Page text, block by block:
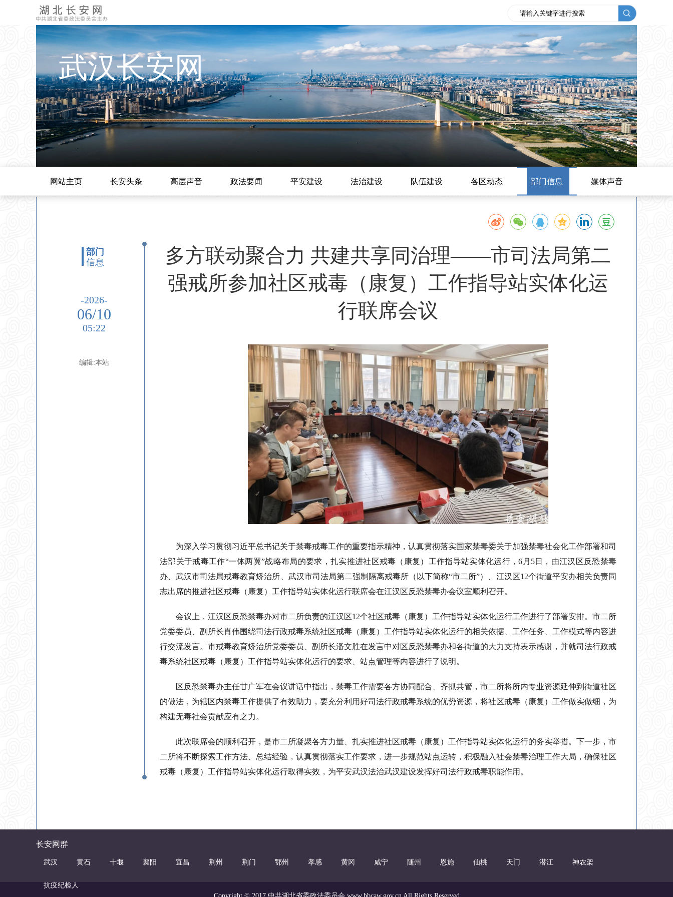
武汉长安网
网站主页 长安头条 高层声音 政法要闻 平安建设 法治建设 队伍建设 各区动态 部门信息 媒体声音
部门
信息
-2026-
06/10
05:22
编辑:本站
多方联动聚合力 共建共享同治理——市司法局第二
强戒所参加社区戒毒（康复）工作指导站实体化运
行联席会议
为深入学习贯彻习近平总书记关于禁毒戒毒工作的重要指示精神，认真贯彻落实国家禁毒委关于加强禁毒社会化工作部署和司
法部关于戒毒工作“一体两翼”战略布局的要求，扎实推进社区戒毒（康复）工作指导站实体化运行，6月5日，由江汉区反恐禁毒
办、武汉市司法局戒毒教育矫治所、武汉市司法局第二强制隔离戒毒所（以下简称“市二所”）、江汉区12个街道平安办相关负责同
志出席的推进社区戒毒（康复）工作指导站实体化运行联席会在江汉区反恐禁毒办会议室顺利召开。
会议上，江汉区反恐禁毒办对市二所负责的江汉区12个社区戒毒（康复）工作指导站实体化运行工作进行了部署安排。市二所
党委委员、副所长肖伟围绕司法行政戒毒系统社区戒毒（康复）工作指导站实体化运行的相关依据、工作任务、工作模式等内容进
行交流发言。市戒毒教育矫治所党委委员、副所长潘文胜在发言中对区反恐禁毒办和各街道的大力支持表示感谢，并就司法行政戒
毒系统社区戒毒（康复）工作指导站实体化运行的要求、站点管理等内容进行了说明。
区反恐禁毒办主任甘广军在会议讲话中指出，禁毒工作需要各方协同配合、齐抓共管，市二所将所内专业资源延伸到街道社区
的做法，为辖区内禁毒工作提供了有效助力，要充分利用好司法行政戒毒系统的优势资源，将社区戒毒（康复）工作做实做细，为
构建无毒社会贡献应有之力。
此次联席会的顺利召开，是市二所凝聚各方力量、扎实推进社区戒毒（康复）工作指导站实体化运行的务实举措。下一步，市
二所将不断探索工作方法、总结经验，认真贯彻落实工作要求，进一步规范站点运转，积极融入社会禁毒治理工作大局，确保社区
戒毒（康复）工作指导站实体化运行取得实效，为平安武汉法治武汉建设发挥好司法行政戒毒职能作用。
长安网群
武汉 黄石 十堰 襄阳 宜昌 荆州 荆门 鄂州 孝感 黄冈 咸宁 随州 恩施 仙桃 天门 潜江 神农架
抗疫纪检人